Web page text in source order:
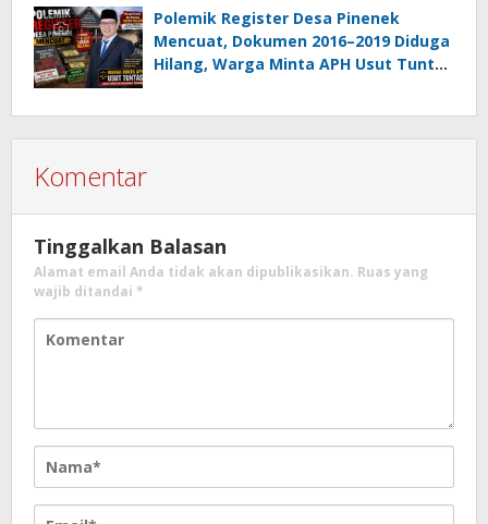
Polemik Register Desa Pinenek
Mencuat, Dokumen 2016–2019 Diduga
Hilang, Warga Minta APH Usut Tuntas
Komentar
Tinggalkan Balasan
Alamat email Anda tidak akan dipublikasikan. Ruas yang
wajib ditandai *